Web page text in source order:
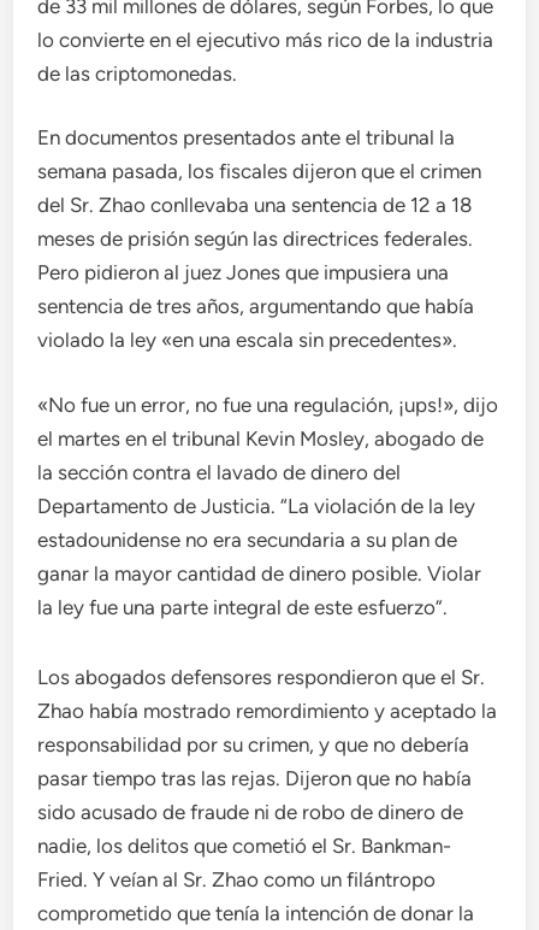
de 33 mil millones de dólares, según Forbes, lo que
lo convierte en el ejecutivo más rico de la industria
de las criptomonedas.
En documentos presentados ante el tribunal la
semana pasada, los fiscales dijeron que el crimen
del Sr. Zhao conllevaba una sentencia de 12 a 18
meses de prisión según las directrices federales.
Pero pidieron al juez Jones que impusiera una
sentencia de tres años, argumentando que había
violado la ley «en una escala sin precedentes».
«No fue un error, no fue una regulación, ¡ups!», dijo
el martes en el tribunal Kevin Mosley, abogado de
la sección contra el lavado de dinero del
Departamento de Justicia. “La violación de la ley
estadounidense no era secundaria a su plan de
ganar la mayor cantidad de dinero posible. Violar
la ley fue una parte integral de este esfuerzo”.
Los abogados defensores respondieron que el Sr.
Zhao había mostrado remordimiento y aceptado la
responsabilidad por su crimen, y que no debería
pasar tiempo tras las rejas. Dijeron que no había
sido acusado de fraude ni de robo de dinero de
nadie, los delitos que cometió el Sr. Bankman-
Fried. Y veían al Sr. Zhao como un filántropo
comprometido que tenía la intención de donar la